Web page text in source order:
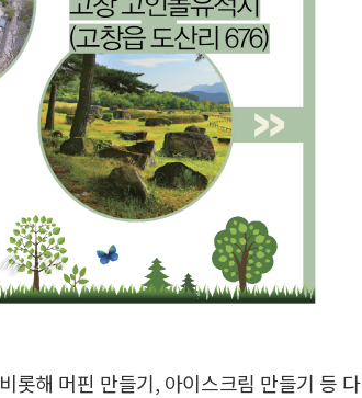
롯해 머핀 만들기, 아이스크림 만들기 등 다